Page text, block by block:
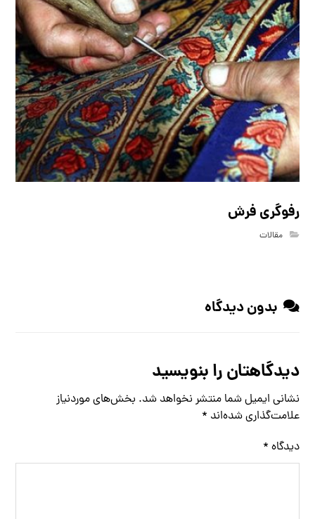
رفوگری فرش
مقالات
بدون دیدگاه
دیدگاهتان را بنویسید
نشانی ایمیل شما منتشر نخواهد شد. بخش‌های موردنیاز
علامت‌گذاری شده‌اند *
دیدگاه *